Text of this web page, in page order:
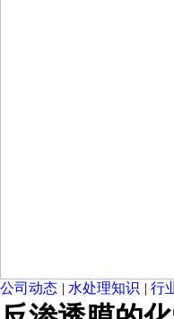
公司动态 | 水处理知识 | 行